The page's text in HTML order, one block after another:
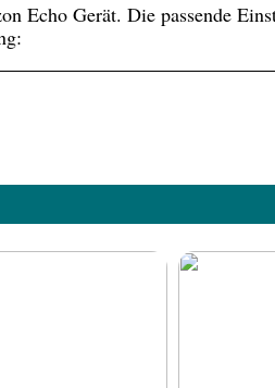
Echo Gerät. Die passende